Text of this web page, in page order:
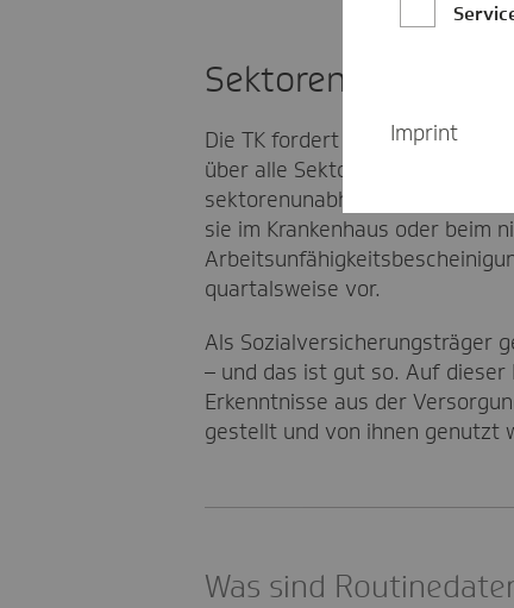
Die TK fordert daher von der
über alle Sektoren hinweg
sektorenunabhängig
sie im Krankenhaus oder beim
quartalsweise vor.
Als Sozialversicherungsträger
– und das ist gut so. Auf dieser
Erkenntnisse aus der
gestellt und von ihnen genutzt
Was sind
Imprint